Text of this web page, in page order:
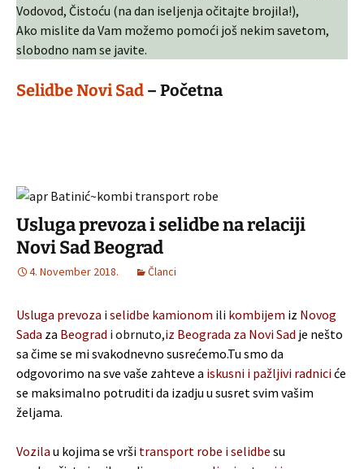
Vodovod, Čistoću (na dan iseljenja očitajte brojila!),
Ako mislite da Vam možemo pomoći još nekim savetom,
slobodno nam se javite.
Selidbe Novi Sad – Početna
Usluga prevoza i selidbe na relaciji
Novi Sad Beograd
4. November 2018. Članci
Usluga prevoza i selidbe kamionom ili kombijem iz Novog
Sada za Beograd i obrnuto,iz Beograda za NoviSad je nešto
sa čime se mi svakodnevno susrećemo.Tu smo da
odgovorimo na sve vaše zahteve a iskusni i pažljivi radniciće
se maksimalno potruditi da izadju u susret svim vašim
željama.
Vozila u kojima se vrši transport robe i selidbe su